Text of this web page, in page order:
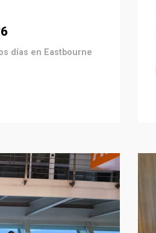
días en Eastbourne